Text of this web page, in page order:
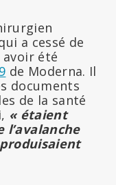
a cessé de
été
de Moderna. Il
documents
de la santé
« étaient